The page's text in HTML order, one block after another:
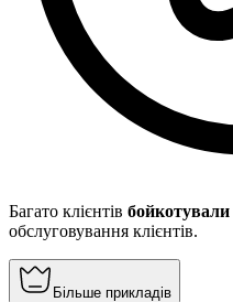
Багато клієнтів бойкотували
обслуговування клієнтів.
Більше прикладів